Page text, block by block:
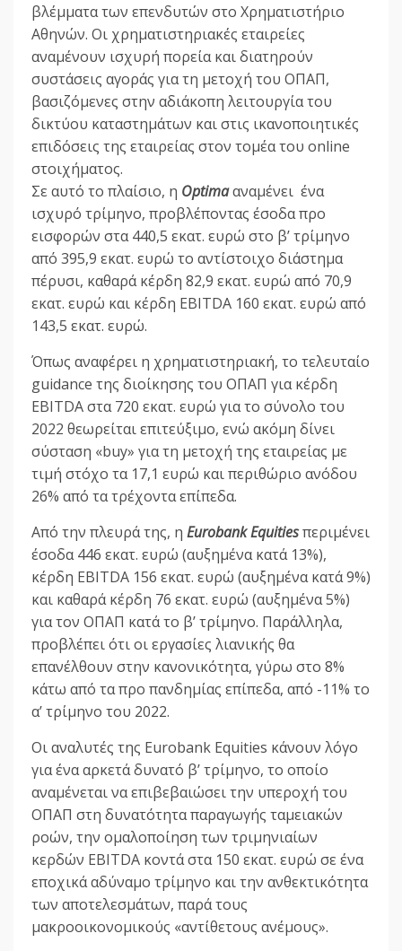
βλέμματα των επενδυτών στο Χρηματιστήριο
Αθηνών. Οι χρηματιστηριακές εταιρείες
αναμένουν ισχυρή πορεία και διατηρούν
συστάσεις αγοράς για τη μετοχή του ΟΠΑΠ,
βασιζόμενες στην αδιάκοπη λειτουργία του
δικτύου καταστημάτων και στις ικανοποιητικές
επιδόσεις της εταιρείας στον τομέα του online
στοιχήματος.
Σε αυτό το πλαίσιο, η Optimaαναμένει ένα
ισχυρό τρίμηνο, προβλέποντας έσοδα προ
εισφορών στα 440,5 εκατ. ευρώ στο β’ τρίμηνο
από 395,9 εκατ. ευρώ το αντίστοιχο διάστημα
πέρυσι, καθαρά κέρδη 82,9 εκατ. ευρώ από 70,9
εκατ. ευρώ και κέρδη EBITDA 160 εκατ. ευρώ από
143,5 εκατ. ευρώ.
Όπως αναφέρει η χρηματιστηριακή, το τελευταίο
guidance της διοίκησης του ΟΠΑΠ για κέρδη
EBITDA στα 720 εκατ. ευρώ για το σύνολο του
2022 θεωρείται επιτεύξιμο, ενώ ακόμη δίνει
σύσταση «buy» για τη μετοχή της εταιρείας με
τιμή στόχο τα 17,1 ευρώ και περιθώριο ανόδου
26% από τα τρέχοντα επίπεδα.
Από την πλευρά της, η Eurobank Equitiesπεριμένει
έσοδα 446 εκατ. ευρώ (αυξημένα κατά 13%),
κέρδη EBITDA 156 εκατ. ευρώ (αυξημένα κατά 9%)
και καθαρά κέρδη 76 εκατ. ευρώ (αυξημένα 5%)
για τον ΟΠΑΠ κατά το β’ τρίμηνο. Παράλληλα,
προβλέπει ότι οι εργασίες λιανικής θα
επανέλθουν στην κανονικότητα, γύρω στο 8%
κάτω από τα προ πανδημίας επίπεδα, από -11% το
α’ τρίμηνο του 2022.
Οι αναλυτές της Eurobank Equities κάνουν λόγο
για ένα αρκετά δυνατό β’ τρίμηνο, το οποίο
αναμένεται να επιβεβαιώσει την υπεροχή του
ΟΠΑΠ στη δυνατότητα παραγωγής ταμειακών
ροών, την ομαλοποίηση των τριμηνιαίων
κερδών EBITDA κοντά στα 150 εκατ. ευρώ σε ένα
εποχικά αδύναμο τρίμηνο και την ανθεκτικότητα
των αποτελεσμάτων, παρά τους
μακροοικονομικούς «αντίθετους ανέμους».